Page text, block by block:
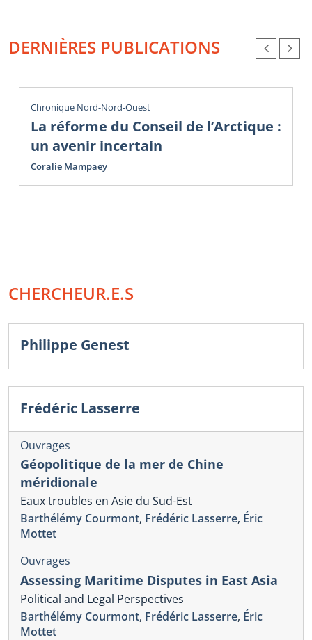
DERNIÈRES PUBLICATIONS
Chronique Nord-Nord-Ouest
La réforme du Conseil de l’Arctique :
un avenir incertain
Coralie Mampaey
CHERCHEUR.E.S
Philippe Genest
Frédéric Lasserre
Ouvrages
Géopolitique de la mer de Chine
méridionale
Eaux troubles en Asie du Sud-Est
Barthélémy Courmont, Frédéric Lasserre, Éric
Mottet
Ouvrages
Assessing Maritime Disputes in East Asia
Political and Legal Perspectives
Barthélémy Courmont, Frédéric Lasserre, Éric
Mottet